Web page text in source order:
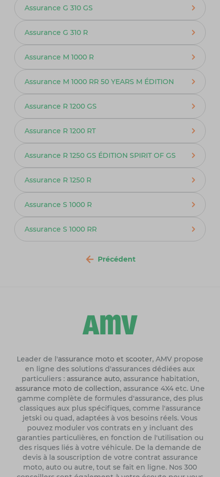
Assurance G 310 GS
Assurance G 310 R
Assurance M 1000 R
Assurance M 1000 RR 50 YEARS M ÉDITION
Assurance R 1200 GS
Assurance R 1200 RT
Assurance R 1250 GS ÉDITION SPIRIT OF GS
Assurance R 1250 R
Assurance S 1000 R
Assurance S 1000 RR
Précédent
Leader de l'assurance moto et scooter, AMV propose
en ligne des solutions d'assurances dédiées aux
particuliers : assurance auto, assurance habitation,
assurance moto de collection, assurance 4X4 etc. Une
gamme complète de formules d'assurance, des plus
classiques aux plus spécifiques, comme l'assurance
jetski ou quad, adaptées à vos besoins réels. Vous
pouvez moduler vos contrats en y incluant des
garanties particulières, en fonction de l'utilisation ou
des risques liés à votre véhicule. De la demande de
devis à la souscription de votre contrat assurance
moto, auto ou autre, tout se fait en ligne. Nos 300